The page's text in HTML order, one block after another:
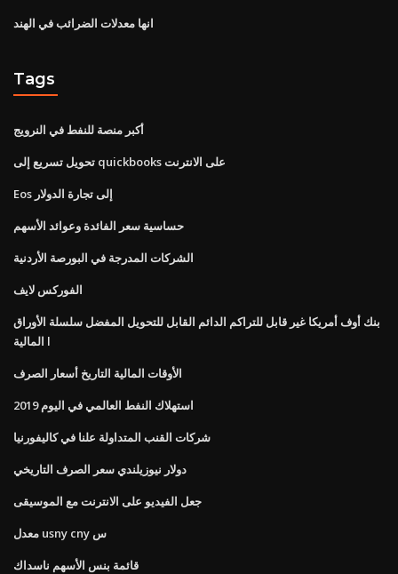
انها معدلات الضرائب في الهند
Tags
أكبر منصة للنفط في النرويج
تحويل تسريع إلى quickbooks على الانترنت
Eos إلى تجارة الدولار
حساسية سعر الفائدة وعوائد الأسهم
الشركات المدرجة في البورصة الأردنية
الفوركس لايف
بنك أوف أمريكا غير قابل للتراكم الدائم القابل للتحويل المفضل سلسلة الأوراق
المالية l
الأوقات المالية التاريخ أسعار الصرف
استهلاك النفط العالمي في اليوم 2019
شركات القنب المتداولة علنا ​​في كاليفورنيا
دولار نيوزيلندي سعر الصرف التاريخي
جعل الفيديو على الانترنت مع الموسيقى
معدل usny cny س
قائمة بنس الأسهم ناسداك